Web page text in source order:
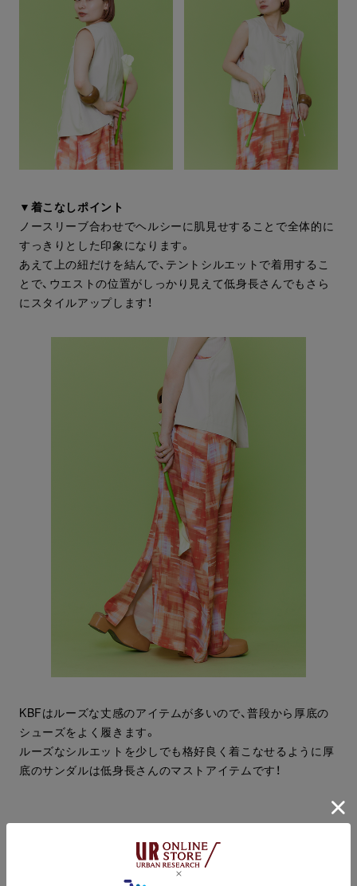
▼着こなしポイント
ノースリーブ合わせでヘルシーに肌見せすることで全体的に
すっきりとした印象になります。
あえて上の紐だけを結んで、テントシルエットで着用するこ
とで、ウエストの位置がしっかり見えて低身長さんでもさら
にスタイルアップします！
KBFはルーズな丈感のアイテムが多いので、普段から厚底の
シューズをよく履きます。
ルーズなシルエットを少しでも格好良く着こなせるように厚
底のサンダルは低身長さんのマストアイテムです！